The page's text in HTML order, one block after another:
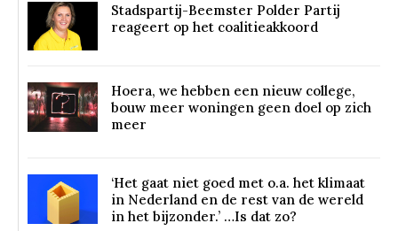
Stadspartij-Beemster Polder Partij
reageert op het coalitieakkoord
Hoera, we hebben een nieuw college,
bouw meer woningen geen doel op zich
meer
‘Het gaat niet goed met o.a. het klimaat
in Nederland en de rest van de wereld
in het bijzonder.’ …Is dat zo?